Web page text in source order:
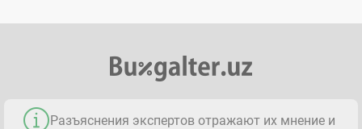
Разъяснения экспертов отражают их мнение и